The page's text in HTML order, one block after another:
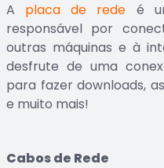
A placa de rede é
responsável por
outras máquinas e à
desfrute de uma
para fazer downloads,
e muito mais!
Cabos de Rede